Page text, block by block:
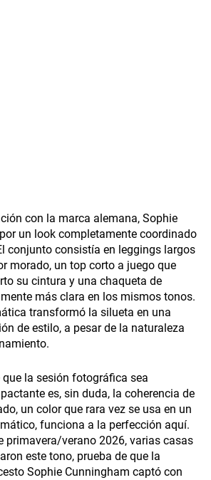
con la marca alemana, Sophie
un look completamente coordinado
conjunto consistía en leggings largos
morado, un top corto a juego que
su cintura y una chaqueta de
más clara en los mismos tonos.
transformó la silueta en una
de estilo, a pesar de la naturaleza
que la sesión fotográfica sea
es, sin duda, la coherencia de
un color que rara vez se usa en un
funciona a la perfección aquí.
primavera/verano 2026, varias casas
este tono, prueba de que la
Sophie Cunningham captó con